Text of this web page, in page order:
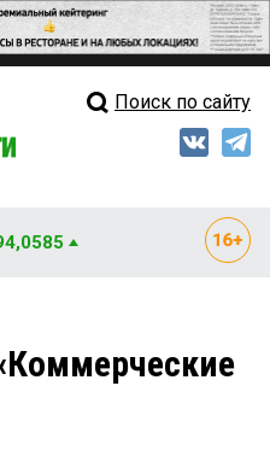
Свежий выпуск
Рейтинги
Поиск по сайту